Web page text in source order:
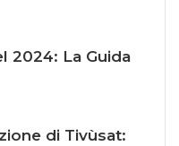
2024: La Guida
di Tivùsat: